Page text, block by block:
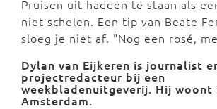
Pruisen uit hadden te staan als
niet schelen. Een tip van Beate
sloeg je niet af. "Nog een rosé,
Dylan van Eijkeren is journalist
projectredacteur bij een
weekbladenuitgeverij. Hij woont
Amsterdam.